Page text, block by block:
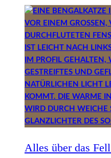
Alles über das